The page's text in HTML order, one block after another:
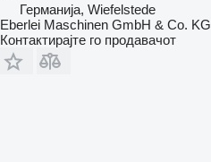
Германија, Wiefelstede
Eberlei Maschinen GmbH & Co. KG
Контактирајте го продавачот